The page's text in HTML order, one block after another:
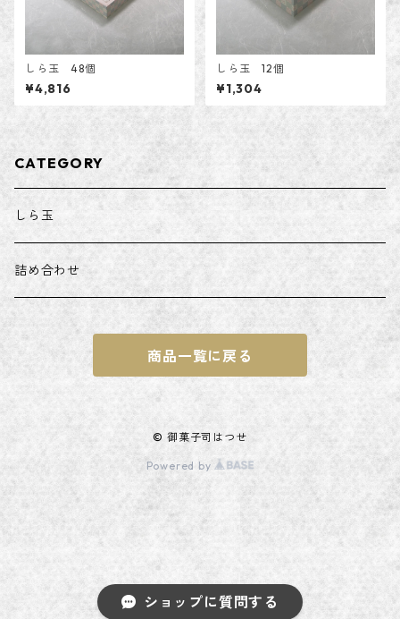
ショップに質問する
しら玉 48個
¥4,816
しら玉 12個
¥1,304
CATEGORY
しら玉
詰め合わせ
商品一覧に戻る
© 御菓子司はつせ
Powered by